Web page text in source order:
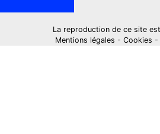
La reproduction de ce site
Mentions légales - Cookies -